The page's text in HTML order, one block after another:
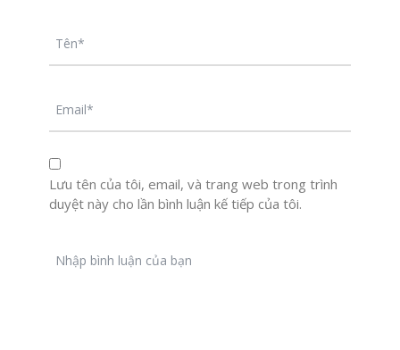
Lưu tên của tôi, email, và trang web trong trình
duyệt này cho lần bình luận kế tiếp của tôi.